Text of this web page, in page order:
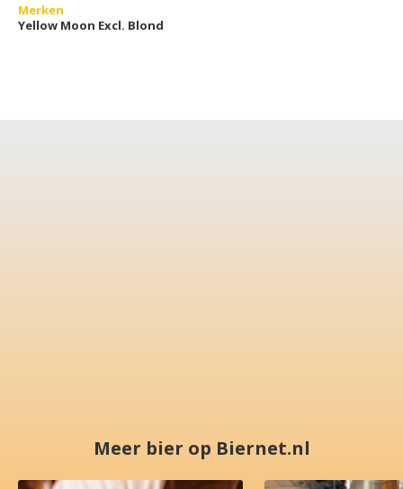
Merken
Yellow Moon Excl. Blond
Meer bier op Biernet.nl